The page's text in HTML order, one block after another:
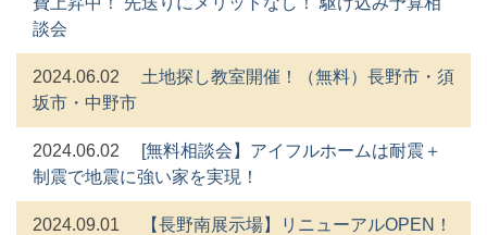
談会
2024.06.02
土地探し教室開催！（無料）長野市・須
坂市・中野市
2024.06.02
[無料相談会】アイフルホームは耐震＋
制震で地震に強い家を実現！
2024.09.01
【長野南展示場】リニューアルOPEN！